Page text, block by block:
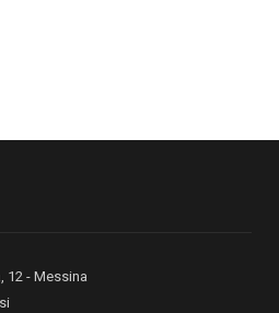
12 - Messina